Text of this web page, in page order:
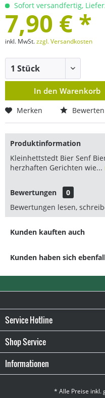
Sofort versandfertig,
7,90 € *
inkl. MwSt.zzgl. Versandkosten
In den Warenkorb
Merken Bewerten
Produktinformation
Kleinhettstedt Bier Senf
herzhaften Gerichten wie...
Bewertungen
0
Bewertungen lesen,
Kunden kauften auch
Kunden haben sich
Service Hotline
Shop Service
Informationen
* Alle Preise inkl.